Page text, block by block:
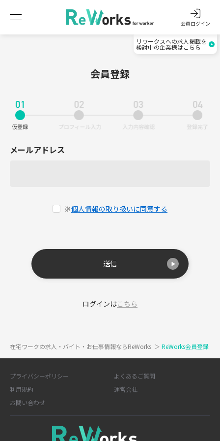
会員ログイン
リワークスへの求人掲載を
検討中の企業様はこちら
会員登録
メールアドレス
※個人情報の取り扱いに同意する
送信
ログインはこちら
在宅ワークの求人・バイト・お仕事情報ならReWorks ＞ ReWorks会員登録
プライバシーポリシー
よくあるご質問
利用規約
運営会社
お問い合わせ